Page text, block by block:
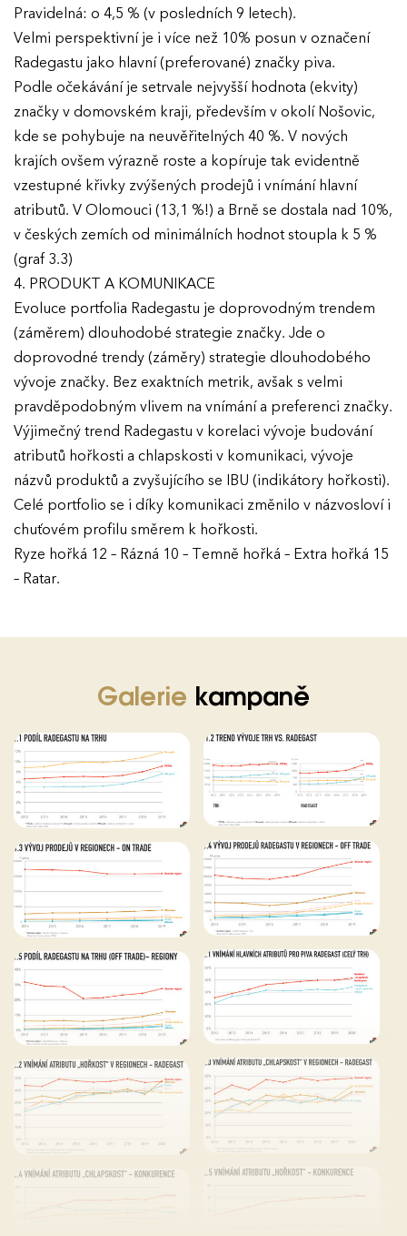
Pravidelná: o 4,5 % (v posledních 9 letech).
Velmi perspektivní je i více než 10% posun v označení
Radegastu jako hlavní (preferované) značky piva.
Podle očekávání je setrvale nejvyšší hodnota (ekvity)
značky v domovském kraji, především v okolí Nošovic,
kde se pohybuje na neuvěřitelných 40 %. V nových
krajích ovšem výrazně roste a kopíruje tak evidentně
vzestupné křivky zvýšených prodejů i vnímání hlavní
atributů. V Olomouci (13,1 %!) a Brně se dostala nad 10%,
v českých zemích od minimálních hodnot stoupla k 5 %
(graf 3.3)
4. PRODUKT A KOMUNIKACE
Evoluce portfolia Radegastu je doprovodným trendem
(záměrem) dlouhodobé strategie značky. Jde o
doprovodné trendy (záměry) strategie dlouhodobého
vývoje značky. Bez exaktních metrik, avšak s velmi
pravděpodobným vlivem na vnímání a preferenci značky.
Výjimečný trend Radegastu v korelaci vývoje budování
atributů hořkosti a chlapskosti v komunikaci, vývoje
názvů produktů a zvyšujícího se IBU (indikátory hořkosti).
Celé portfolio se i díky komunikaci změnilo v názvosloví i
chuťovém profilu směrem k hořkosti.
Ryze hořká 12 – Rázná 10 – Temně hořká – Extra hořká 15
– Ratar.
Galerie kampaně